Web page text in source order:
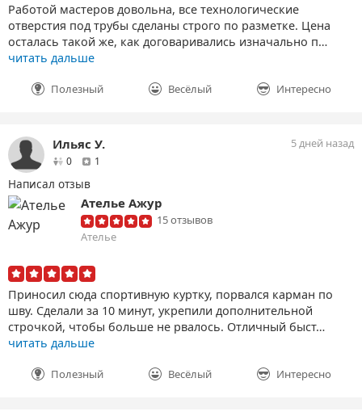
Работой мастеров довольна, все технологические
отверстия под трубы сделаны строго по разметке. Цена
осталась такой же, как договаривались изначально п…
читать дальше
Полезный Весёлый Интересно
Ильяс У.
0друзей1
5 дней назад
Написал отзыв
Ателье Ажур
15 отзывов
Ателье
Приносил сюда спортивную куртку, порвался карман по
шву. Сделали за 10 минут, укрепили дополнительной
строчкой, чтобы больше не рвалось. Отличный быст…
читать дальше
Полезный Весёлый Интересно